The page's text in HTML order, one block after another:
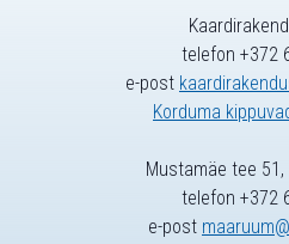
telefon +372
e-post
Korduma
Mustamäe tee 51,
telefon +372
e-post